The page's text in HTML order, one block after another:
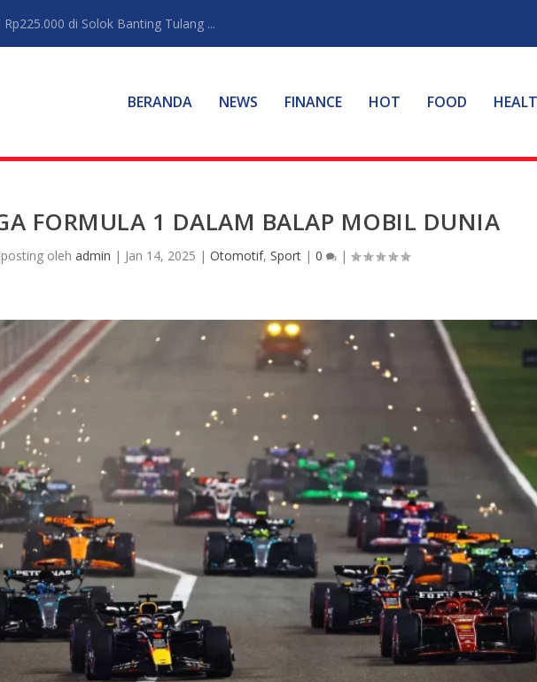
di Solok Banting Tulang ...
BERANDA NEWS FINANCE HOT FOOD
FORMULA 1 DALAM BALAP MOBIL DUNIA
olehadmin | Jan 14, 2025 |Otomotif,Sport |0 |